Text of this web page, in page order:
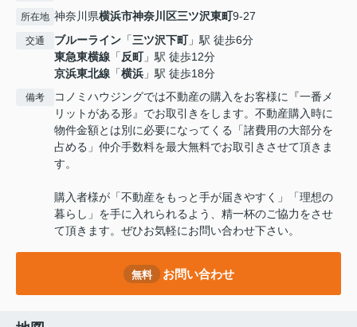
所在地 神奈川県横浜市神奈川区三ツ沢東町9-27
交通 ブルーライン 「三ツ沢下町」駅 徒歩6分
東急東横線 「反町」駅 徒歩12分
京浜東北線 「横浜 」駅 徒歩18分
備考
コノミハウジングでは不動産の購入をお客様に『一番メ
リットがある形』でお取引きをします。不動産購入時に
物件金額とは別に必要になってくる「諸費用の大部分を
占める」仲介手数料を最大無料でお取引きさせて頂きま
す。
購入者様が「不動産をもっと手が届きやすく」「理想の
暮らし」を手に入れられるよう、精一杯のご協力をさせ
て頂きます。ぜひお気軽にお問い合わせ下さい。
無料 お問い合わせ